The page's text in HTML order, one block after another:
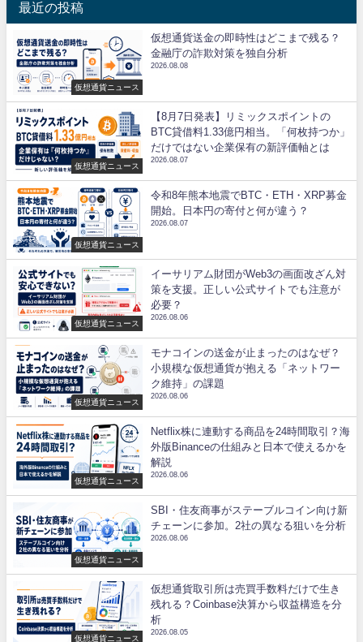
最近の投稿
仮想通貨ニュース
仮想通貨送金の即時性はどこまで残る？
金融庁の詐欺対策を独自分析
2026.08.08
仮想通貨ニュース
【8月7日発表】リミックスポイントの
BTC貸借料1.33億円相当。「何枚持つか」
だけではない企業保有の新評価軸とは
2026.08.07
仮想通貨ニュース
令和8年熊本地震でBTC・ETH・XRP募金
開始。日本円の寄付と何が違う？
2026.08.07
仮想通貨ニュース
イーサリアム財団がWeb3の画面改ざん対
策を支援。正しい公式サイトでも注意が
必要？
2026.08.06
仮想通貨ニュース
モナコインの送金が止まったのはなぜ？
小規模な仮想通貨が抱える「ネットワー
ク維持」の課題
2026.08.06
仮想通貨ニュース
Netflix株に連動する商品を24時間取引？海
外版Binanceの仕組みと日本で使えるかを
解説
2026.08.06
仮想通貨ニュース
SBI・住友商事がステーブルコイン向け新
チェーンに参加。2社の異なる狙いを分析
2026.08.06
仮想通貨ニュース
仮想通貨取引所は売買手数料だけで生き
残れる？Coinbase決算から収益構造を分
析
2026.08.05